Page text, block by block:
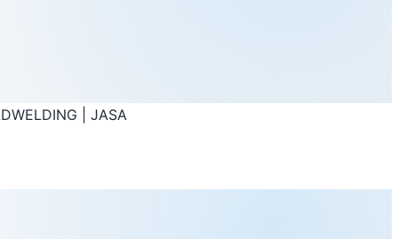
| JASA